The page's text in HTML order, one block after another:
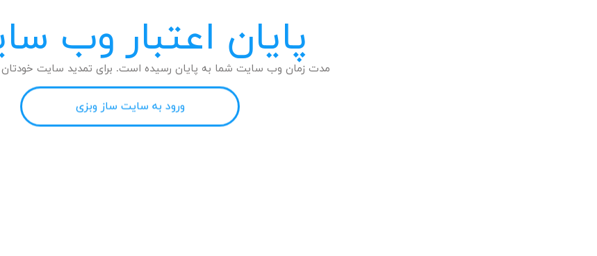
پایان اعتبار وب
مدت زمان وب سایت شما به پایان رسیده است. برای تمدید سایت خودتان
ورود به سایت ساز وبزی